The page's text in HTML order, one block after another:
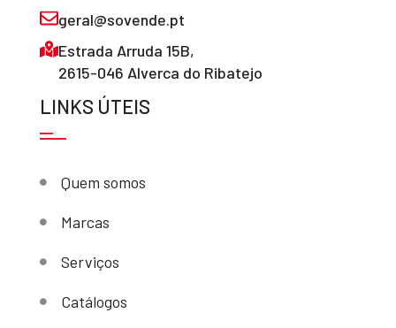
geral@sovende.pt
Estrada Arruda 15B,
2615-046 Alverca do Ribatejo
LINKS ÚTEIS
Quem somos
Marcas
Serviços
Catálogos